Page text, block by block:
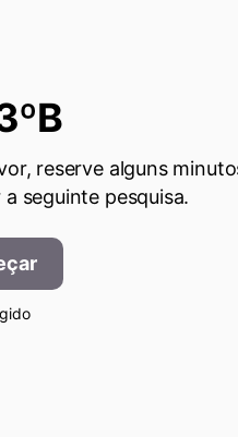
reserve alguns
seguinte pesquisa.